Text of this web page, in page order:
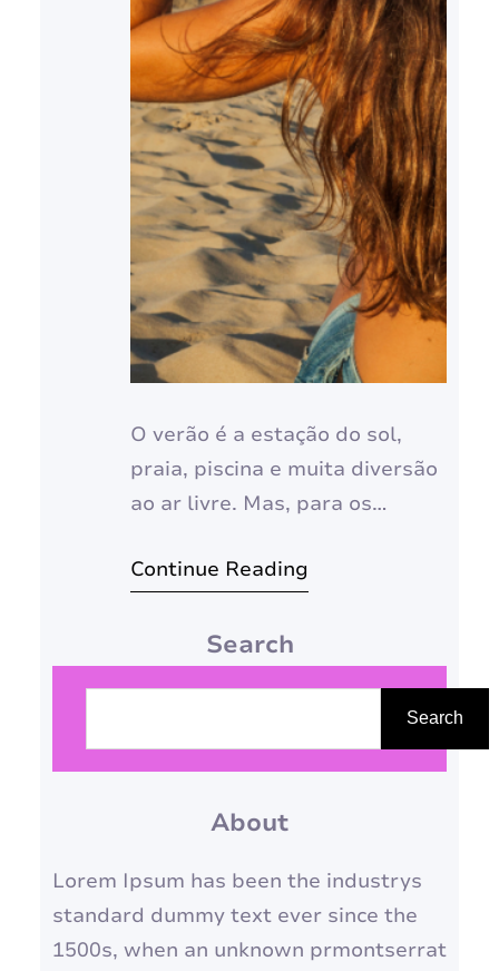
O verão é a estação do sol,
praia, piscina e muita diversão
ao ar livre. Mas, para os
ano pode ser sinônimo de
desbotamento e quebra. A boa
cuidados especiais, você pode
manter seus fios saudáveis,
brilhantes e lindos durante
todo o verão.…
Continue Reading
Search
s
a
r
Search
About
Lorem Ipsum has been the industrys
standard dummy text ever since the
1500s, when an unknown prmontserrat